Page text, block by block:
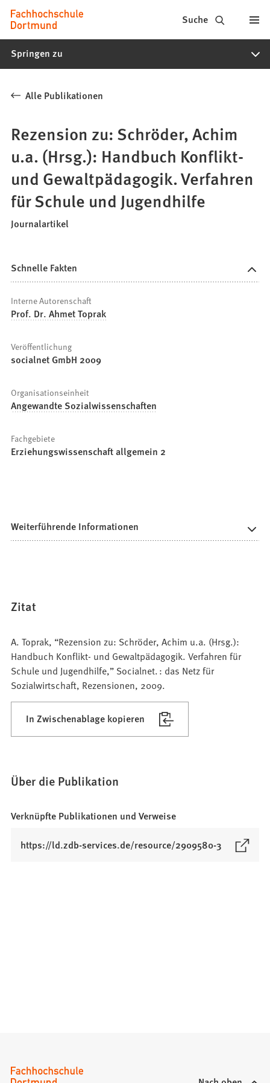
Inhalt anspringen
Fachhochschule
Dortmund
-
Studiengänge,
Bewerbung
Suche
Springen zu
Alle Publikationen
Rezension zu: Schröder, Achim
u.a. (Hrsg.): Handbuch Konflikt-
und Gewaltpädagogik. Verfahren
für Schule und Jugendhilfe
Journalartikel
Schnelle Fakten
Interne Autorenschaft
Prof. Dr. Ahmet Toprak
Veröffentlichung
socialnet GmbH 2009
Organisationseinheit
Angewandte Sozialwissenschaften
Fachgebiete
Erziehungswissenschaft allgemein 2
Weiterführende Informationen
Zitat
A. Toprak, “Rezension zu: Schröder, Achim u.a. (Hrsg.):
Handbuch Konflikt- und Gewaltpädagogik. Verfahren für
Schule und Jugendhilfe,” Socialnet. : das Netz für
Sozialwirtschaft, Rezensionen, 2009.
In Zwischenablage kopieren
Über die Publikation
Verknüpfte Publikationen und Verweise
https://ld.zdb-services.de/resource/2909580-3
u